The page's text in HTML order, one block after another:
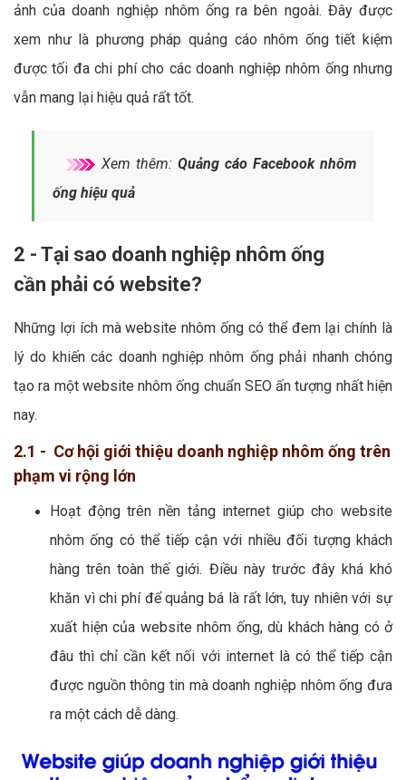
ảnh của doanh nghiệp nhôm ống ra bên ngoài. Đây được
xem như là phương pháp quảng cáo nhôm ống tiết kiệm
được tối đa chi phí cho các doanh nghiệp nhôm ống nhưng
vẫn mang lại hiệu quả rất tốt.
Xem thêm: Quảng cáo Facebook nhôm
ống hiệu quả
2 - Tại sao doanh nghiệp nhôm ống
cần phải có website?
Những lợi ích mà website nhôm ống có thể đem lại chính là
lý do khiến các doanh nghiệp nhôm ống phải nhanh chóng
tạo ra một website nhôm ống chuẩn SEO ấn tượng nhất hiện
nay.
2.1 - Cơ hội giới thiệu doanh nghiệp nhôm ống trên
phạm vi rộng lớn
Hoạt động trên nền tảng internet giúp cho website
nhôm ống có thể tiếp cận với nhiều đối tượng khách
hàng trên toàn thế giới. Điều này trước đây khá khó
khăn vì chi phí để quảng bá là rất lớn, tuy nhiên với sự
xuất hiện của website nhôm ống, dù khách hàng có ở
đâu thì chỉ cần kết nối với internet là có thể tiếp cận
được nguồn thông tin mà doanh nghiệp nhôm ống đưa
ra một cách dễ dàng.